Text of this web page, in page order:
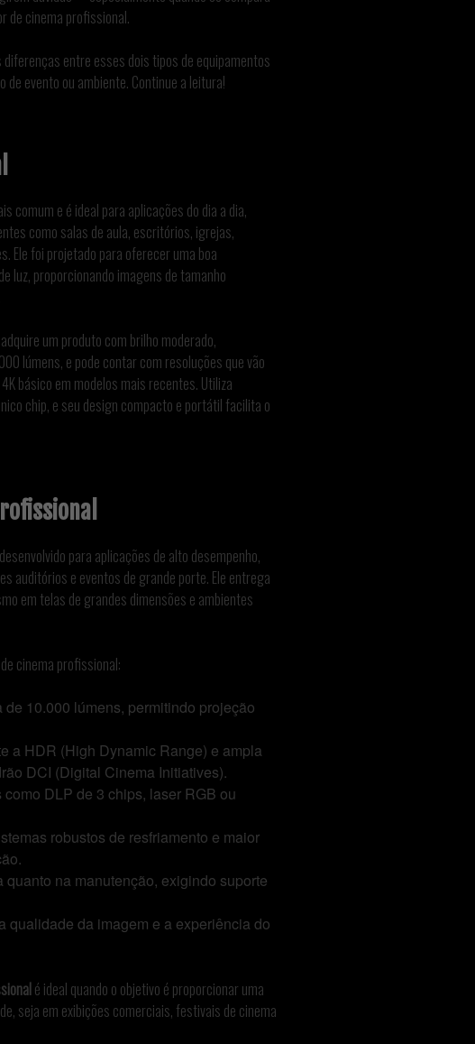
de cinema profissional.
entre esses dois tipos de equipamentos
de evento ou ambiente. Continue a leitura!
comum e é ideal para aplicações do dia a dia,
como salas de aula, escritórios, igrejas,
Ele foi projetado para oferecer uma boa
luz, proporcionando imagens de tamanho
um produto com brilho moderado,
lúmens, e pode contar com resoluções que vão
básico em modelos mais recentes. Utiliza
chip, e seu design compacto e portátil facilita o
para aplicações de alto desempenho,
auditórios e eventos de grande porte. Ele entrega
em telas de grandes dimensões e ambientes
cinema profissional:
10.000 lúmens, permitindo projeção
a HDR (High Dynamic Range) e ampla
DCI (Digital Cinema Initiatives).
DLP de 3 chips, laser RGB ou
robustos de resfriamento e maior
na manutenção, exigindo suporte
qualidade da imagem e a experiência do
é ideal quando o objetivo é proporcionar uma
seja em exibições comerciais, festivais de cinema